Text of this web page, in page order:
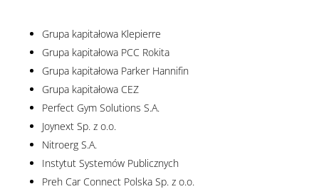
Grupa kapitałowa Klepierre
Grupa kapitałowa PCC Rokita
Grupa kapitałowa Parker Hannifin
Grupa kapitałowa CEZ
Perfect Gym Solutions S.A.
Joynext Sp. z o.o.
Nitroerg S.A.
Instytut Systemów Publicznych
Preh Car Connect Polska Sp. z o.o.